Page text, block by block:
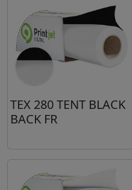
TEX 280 TENT BLACK
BACK FR